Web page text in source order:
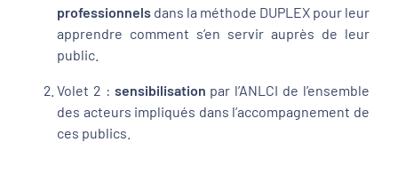
professionnels dans la méthode DUPLEX pour leur
apprendre comment s’en servir auprès de leur
public.
Volet 2 : sensibilisation par l’ANLCI de l’ensemble
des acteurs impliqués dans l’accompagnement de
ces publics.